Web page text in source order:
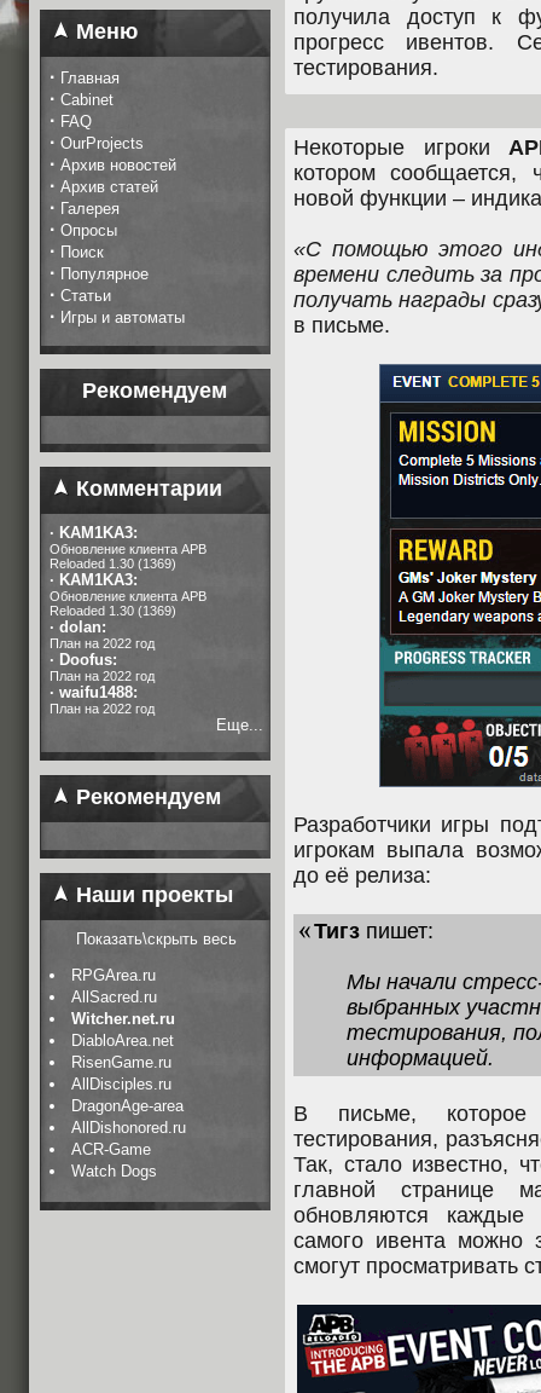
Меню
· Главная
· Cabinet
· FAQ
· OurProjects
· Архив новостей
· Архив статей
· Галерея
· Опросы
· Поиск
· Популярное
· Статьи
· Игры и автоматы
Рекомендуем
Комментарии
· KAM1KA3:
Обновление клиента APB
Reloaded 1.30 (1369)
· KAM1KA3:
Обновление клиента APB
Reloaded 1.30 (1369)
· dolan:
План на 2022 год
· Doofus:
План на 2022 год
· waifu1488:
План на 2022 год
Еще...
Рекомендуем
Наши проекты
Показать\скрыть весь
RPGArea.ru
AllSacred.ru
Witcher.net.ru
DiabloArea.net
RisenGame.ru
AllDisciples.ru
DragonAge-area
AllDishonored.ru
ACR-Game
Watch Dogs
получила доступ к
прогресс ивентов.
тестирования.
Некоторые игроки
котором сообщается,
новой функции –
«С помощью этого
времени следить за
получать награды
в письме.
Разработчики игры
игрокам выпала
до её релиза:
Тигз пишет:
Мы начали
выбранных
тестирования,
информацией.
В письме, которое
тестирования,
Так, стало известно,
главной странице
обновляются
самого ивента можно
смогут просматривать